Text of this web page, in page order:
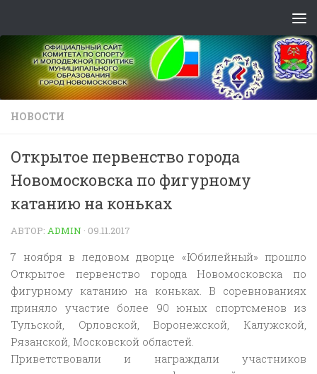
НОВОСТИ
Открытое первенство города
Новомосковска по фигурному
катанию на коньках
АВТОР: ADMIN · 09.11.2017
7 ноября в ледовом дворце «Юбилейный» прошло
Открытое первенство города Новомосковска по
фигурному катанию на коньках. В соревнованиях
приняло участие более 90 юных спортсменов из
Тульской, Орловской, Воронежской, Калужской,
Рязанской, Московской областей.
Приветствовали и награждали участников